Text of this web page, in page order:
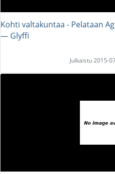
Kohti valtakuntaa - Pelataan
― Glyffi
Julkaistu 2015-